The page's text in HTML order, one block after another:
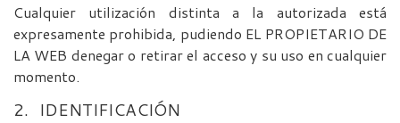
Cualquier utilización distinta a la autorizada está
expresamente prohibida, pudiendo EL PROPIETARIO DE
LA WEB denegar o retirar el acceso y su uso en cualquier
momento.
2. IDENTIFICACIÓN